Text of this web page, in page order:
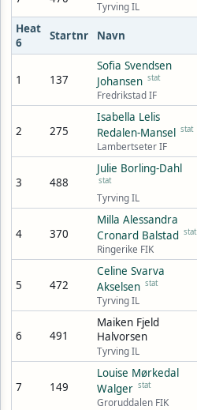
Tyrving IL
Heat
6
Startnr Navn
1 137
Sofia Svendsen
Johansen stat
Fredrikstad IF
2 275
Isabella Lelis
Redalen-Mansel stat
Lambertseter IF
3 488
Julie Borling-Dahl
stat
Tyrving IL
4 370
Milla Alessandra
Cronard Balstad stat
Ringerike FIK
5 472
Celine Svarva
Akselsen stat
Tyrving IL
6 491
Maiken Fjeld
Halvorsen
Tyrving IL
7 149
Louise Mørkedal
Walger stat
Groruddalen FIK